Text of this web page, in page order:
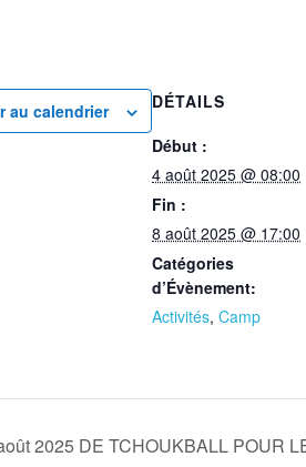
au calendrier
DÉTAILS
Début :
4 août 2025 @ 08:00
Fin :
8 août 2025 @ 17:00
Catégories
d’Évènement:
Activités, Camp
2025 DE TCHOUKBALL POUR